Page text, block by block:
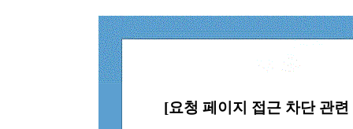
[요청 페이지 접근 차단 관